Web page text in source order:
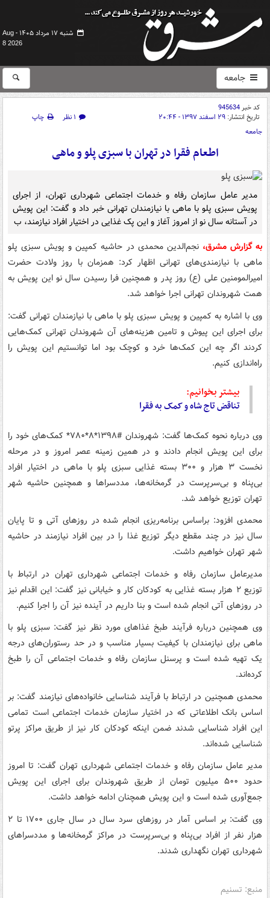
شنبه ۱۷ مرداد ۱۴۰۵ -
Aug
8 2026
جامعه
کد خبر945634
تاریخ انتشار: ۲۹ اسفند ۱۳۹۷ - ۲۰:۴۴ ۱ نظر
چاپ
جامعه
اطعام فقرا در تهران با سبزی پلو و ماهی
مدیر عامل سازمان رفاه و خدمات اجتماعی شهرداری تهران، از اجرای
پویش سبزی پلو با ماهی با نیازمندان تهرانی خبر داد و گفت: این پویش
در آستانه سال نو از امروز آغاز و این پک غذایی در اختیار افراد نیازمند، ب
به گزارش مشرق، نجم‌الدین محمدی در حاشیه کمپین و پویش سبزی پلو
ماهی با نیازمندی‌های تهرانی اظهار کرد: همزمان با روز ولادت حضرت
امیرالمومنین علی (ع) روز پدر و همچنین فرا رسیدن سال نو این پویش به
همت شهروندان تهرانی اجرا خواهد شد.
وی با اشاره به کمپین و پویش سبزی پلو با ماهی با نیازمندان تهرانی گفت:
برای اجرای این پیوش و تامین هزینه‌های آن شهروندان تهرانی کمک‌هایی
کردند اگر چه این کمک‌ها خرد و کوچک بود اما توانستیم این پویش را
راه‌اندازی کنیم.
بیشتر بخوانیم:
تناقض تاج شاه و کمک به فقرا
وی درباره نحوه کمک‌ها گفت: شهروندان #۱۳۹۸*۸*۷۸۰* کمک‌های خود را
برای این پویش انجام دادند و در همین زمینه عصر امروز و در مرحله
نخست ۳ هزار و ۳۰۰ بسته غذایی سبزی پلو با ماهی در اختیار افراد
بی‌پناه و بی‌سرپرست در گرمخانه‌ها، مددسراها و همچنین حاشیه شهر
تهران توزیع خواهد شد.
محمدی افزود: براساس برنامه‌ریزی انجام شده در روزهای آتی و تا پایان
سال نیز در چند مقطع دیگر توزیع غذا را در بین افراد نیازمند در حاشیه
شهر تهران خواهیم داشت.
مدیرعامل سازمان رفاه و خدمات اجتماعی شهرداری تهران در ارتباط با
توزیع ۲ هزار بسته غذایی به کودکان کار و خیابانی نیز گفت: این اقدام نیز
در روزهای آتی انجام شده است و بنا داریم در آینده نیز آن را اجرا کنیم.
وی همچنین درباره فرآیند طبخ غذاهای مورد نظر نیز گفت: سبزی پلو با
ماهی برای نیازمندان با کیفیت بسیار مناسب و در حد رستوران‌های درجه
یک تهیه شده است و پرسنل سازمان رفاه و خدمات اجتماعی آن را طبخ
کرده‌اند.
محمدی همچنین در ارتباط با فرآیند شناسایی خانواده‌های نیازمند گفت: بر
اساس بانک اطلاعاتی که در اختیار سازمان خدمات اجتماعی است تمامی
این افراد شناسایی شدند ضمن اینکه کودکان کار نیز از طریق مراکز پرتو
شناسایی شده‌اند.
مدیر عامل سازمان رفاه و خدمات اجتماعی شهرداری تهران گفت: تا امروز
حدود ۵۰۰ میلیون تومان از طریق شهروندان برای اجرای این پویش
جمع‌آوری شده است و این پویش همچنان ادامه خواهد داشت.
وی گفت: بر اساس آمار در روزهای سرد سال در سال جاری ۱۷۰۰ تا ۲
هزار نفر از افراد بی‌پناه و بی‌سرپرست در مراکز گرمخانه‌ها و مددسراهای
شهرداری تهران نگهداری شدند.
منبع: تسنیم